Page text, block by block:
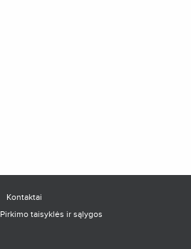
Kontaktai
Pirkimo taisyklės ir sąlygos